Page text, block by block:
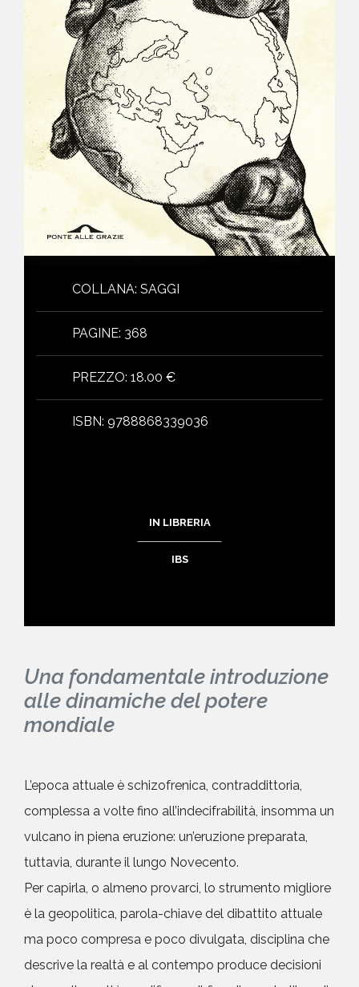
COLLANA: SAGGI
PAGINE: 368
PREZZO: 18.00 €
ISBN: 9788868339036
IN LIBRERIA
IBS
Una fondamentale introduzione
alle dinamiche del potere
mondiale
L’epoca attuale è schizofrenica, contraddittoria,
complessa a volte fino all’indecifrabilità, insomma un
vulcano in piena eruzione: un’eruzione preparata,
tuttavia, durante il lungo Novecento.
Per capirla, o almeno provarci, lo strumento migliore
è la geopolitica, parola-chiave del dibattito attuale
ma poco compresa e poco divulgata, disciplina che
descrive la realtà e al contempo produce decisioni